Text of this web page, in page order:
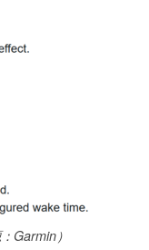
Garmin）